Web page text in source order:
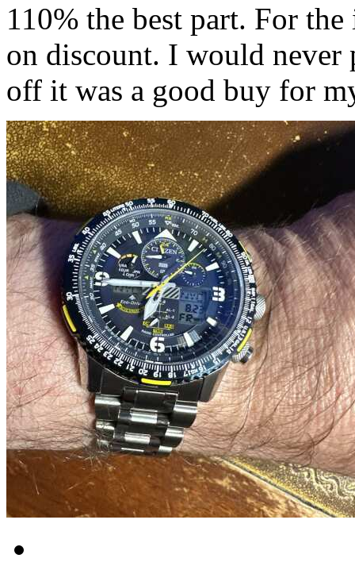
110% the best part. For
on discount. I would
off it was a good buy for